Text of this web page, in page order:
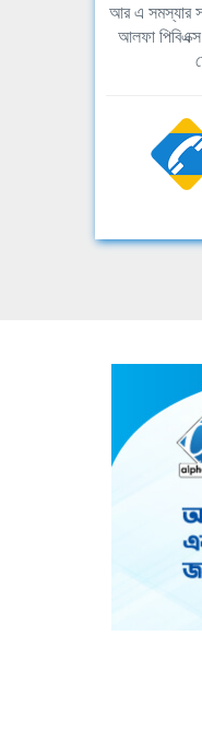
আর এ সমস্যার
আলফা পিবিএক্স